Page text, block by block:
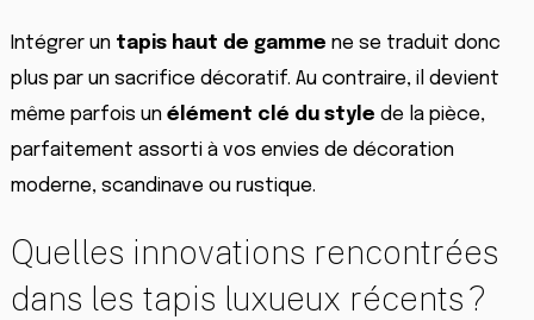
Intégrer un tapis haut de gamme ne se traduit donc
plus par un sacrifice décoratif. Au contraire, il devient
même parfois un élément clé du style de la pièce,
parfaitement assorti à vos envies de décoration
moderne, scandinave ou rustique.
Quelles innovations rencontrées
dans les tapis luxueux récents ?